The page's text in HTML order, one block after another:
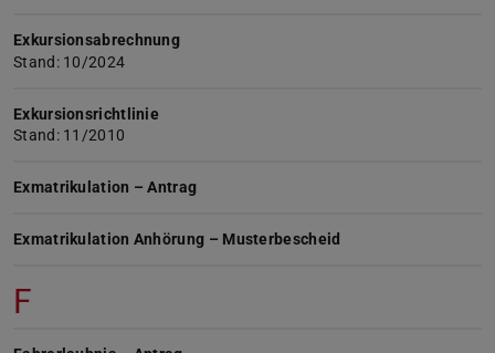
Exkursionsabrechnung
Stand: 10/2024
Exkursionsrichtlinie
Stand: 11/2010
Exmatrikulation – Antrag
Exmatrikulation Anhörung – Musterbescheid
F